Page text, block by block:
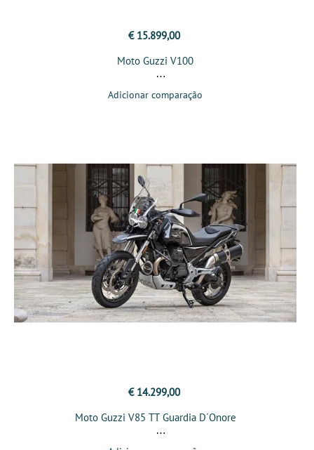
€ 15.899,00
Moto Guzzi V100
Adicionar comparação
€ 14.299,00
Moto Guzzi V85 TT Guardia D´Onore